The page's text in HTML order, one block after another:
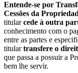
Entende-se por
Cessões da
titularcede à outra
conhecimento com o
entre as partes e
titulartransfere o
que passa a possuir a
bem lhe servir.